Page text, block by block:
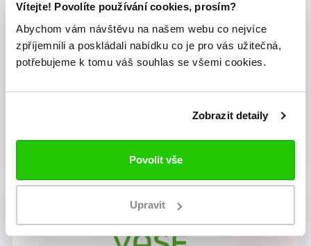
Vítejte! Povolíte používání cookies, prosím?
Abychom vám návštěvu na našem webu co nejvíce
zpříjemnili a poskládali nabídku co je pro vás užitečná,
potřebujeme k tomu váš souhlas se všemi cookies.
Zobrazit detaily
Povolit vše
Upravit